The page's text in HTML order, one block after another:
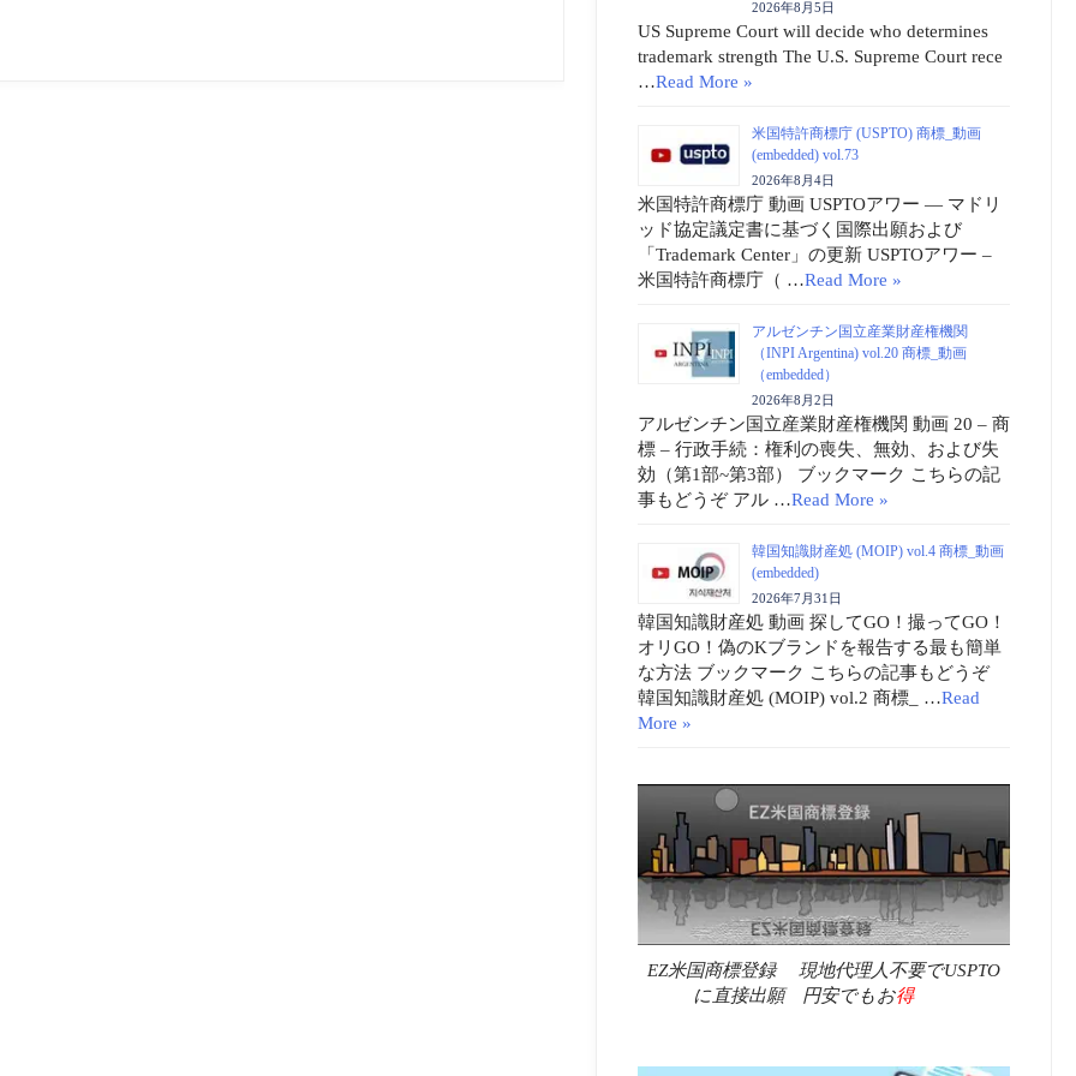
2026年8月5日
US Supreme Court will decide who determines
trademark strength The U.S. Supreme Court rece
…Read More »
米国特許商標庁 (USPTO) 商標_動画
(embedded) vol.73
2026年8月4日
米国特許商標庁 動画 USPTOアワー ― マドリ
ッド協定議定書に基づく国際出願および
「Trademark Center」の更新 USPTOアワー –
米国特許商標庁（ …Read More »
アルゼンチン国立産業財産権機関
（INPI Argentina) vol.20 商標_動画
（embedded）
2026年8月2日
アルゼンチン国立産業財産権機関 動画 20 – 商
標 – 行政手続：権利の喪失、無効、および失
効（第1部~第3部） ブックマーク こちらの記
事もどうぞ アル …Read More »
韓国知識財産処 (MOIP) vol.4 商標_動画
(embedded)
2026年7月31日
韓国知識財産処 動画 探してGO！撮ってGO！
オリGO！偽のKブランドを報告する最も簡単
な方法 ブックマーク こちらの記事もどうぞ
韓国知識財産処 (MOIP) vol.2 商標_ …Read
More »
EZ米国商標登録 現地代理人不要でUSPTO
に直接出願 円安でもお得